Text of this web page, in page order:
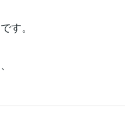
す。